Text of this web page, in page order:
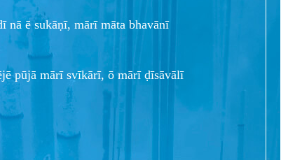
nā ē sukāṇī, mārī māta bhavānī
pūjā mārī svīkārī, ō mārī ḍīsāvālī